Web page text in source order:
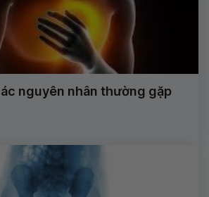
nguyên nhân thường gặp